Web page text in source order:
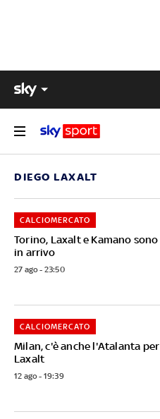
DIEGO LAXALT
Torino, Laxalt e Kamano sono
in arrivo
CALCIOMERCATO
27 ago - 23:50
Milan, c'è anche l'Atalanta per
Laxalt
CALCIOMERCATO
12 ago - 19:39